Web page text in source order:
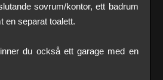
sovrum/kontor, ett badrum
en separat toalett.
du också ett garage med en